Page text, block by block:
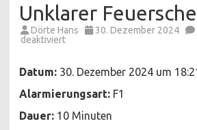
Unklarer
Dörte Hans 30. Dezember 2024
deaktiviertfür
Datum: 30. Dezember 2024 um
Alarmierungsart: F1
Dauer: 10 Minuten